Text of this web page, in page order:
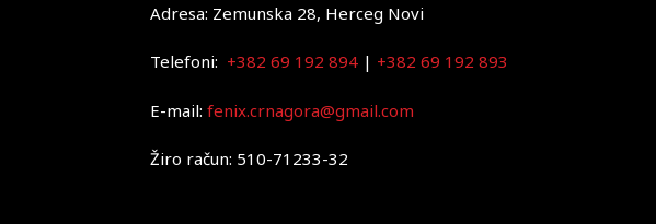
Adresa: Zemunska 28, Herceg Novi
Telefoni: +382 69 192 894 | +382 69 192 893
E-mail: fenix.crnagora@gmail.com
Žiro račun: 510-71233-32